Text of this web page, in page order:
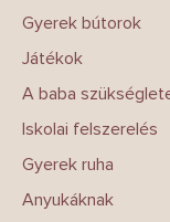
Gyerek bútorok
Játékok
A baba
Iskolai felszerelés
Gyerek ruha
Anyukáknak